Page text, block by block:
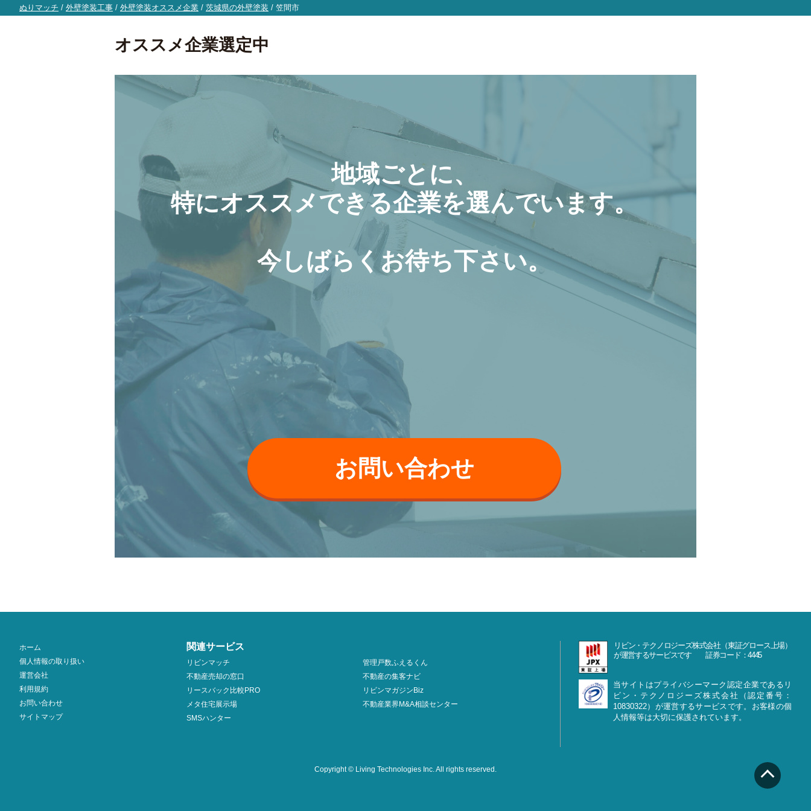
ぬりマッチ / 外壁塗装工事 / 外壁塗装オススメ企業 / 茨城県の外壁塗装 / 笠間市
オススメ企業選定中
地域ごとに、
特にオススメできる企業を選んでいます。
今しばらくお待ち下さい。
お問い合わせ
ホーム
個人情報の取り扱い
運営会社
利用規約
お問い合わせ
サイトマップ
関連サービス
リビンマッチ
不動産売却の窓口
リースバック比較PRO
メタ住宅展示場
SMSハンター
管理戸数ふえるくん
不動産の集客ナビ
リビンマガジンBiz
不動産業界M&A相談センター
リビン・テクノロジーズ株式会社（東証グロース上場）
が運営するサービスです 証券コード：4445
当サイトはプライバシーマーク認定企業であるリ
ビン・テクノロジーズ株式会社（認定番号：
10830322）が運営するサービスです。お客様の個
人情報等は大切に保護されています。
Copyright © Living Technologies Inc.All rights reserved.